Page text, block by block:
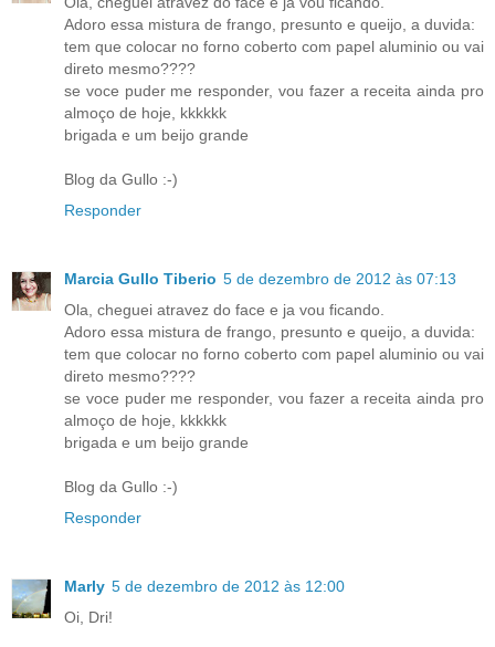
Adoro essa mistura de frango, presunto e queijo, a duvida:
tem que colocar no forno coberto com papel aluminio ou vai
direto mesmo????
se voce puder me responder, vou fazer a receita ainda pro
almoço de hoje, kkkkkk
brigada e um beijo grande
Blog da Gullo :-)
Responder
Marcia Gullo Tiberio 5 de dezembro de 2012 às 07:13
Ola, cheguei atravez do face e ja vou ficando.
Adoro essa mistura de frango, presunto e queijo, a duvida:
tem que colocar no forno coberto com papel aluminio ou vai
direto mesmo????
se voce puder me responder, vou fazer a receita ainda pro
almoço de hoje, kkkkkk
brigada e um beijo grande
Blog da Gullo :-)
Responder
Marly 5 de dezembro de 2012 às 12:00
Oi, Dri!